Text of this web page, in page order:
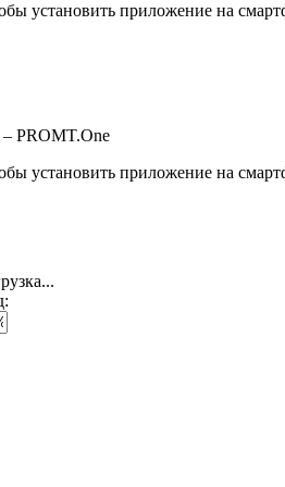
установить приложение на
установить приложение на